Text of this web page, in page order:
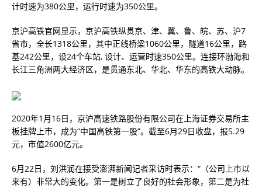
计时速为380公里，运行时速为350公里。
京沪高铁官网显示，京沪高铁纵贯京、津、冀、鲁、皖、苏、沪7
省市，全长1318公里，其中正线桥梁1060公里，隧道16公里，路
基242公里，设24个车站, 设计、运营时速350公里。连接环渤海和
长江三角洲两大经济区，是贯通东北、华北、华东的高铁大动脉。
2020年1月16日，京沪高速铁路股份有限公司在上海证券交易所主
板挂牌上市，成为“中国高铁第一股”。截至6月29日收盘，报5.29
元，市值2600亿元。
6月22日，刘洪润在接受澎湃新闻记者采访时表示：“（公司上市以
来有）非常大的变化。第一是树立了良好的社会形象，第二是为社